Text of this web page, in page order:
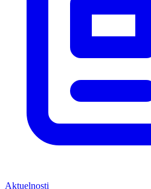
Aktuelnosti